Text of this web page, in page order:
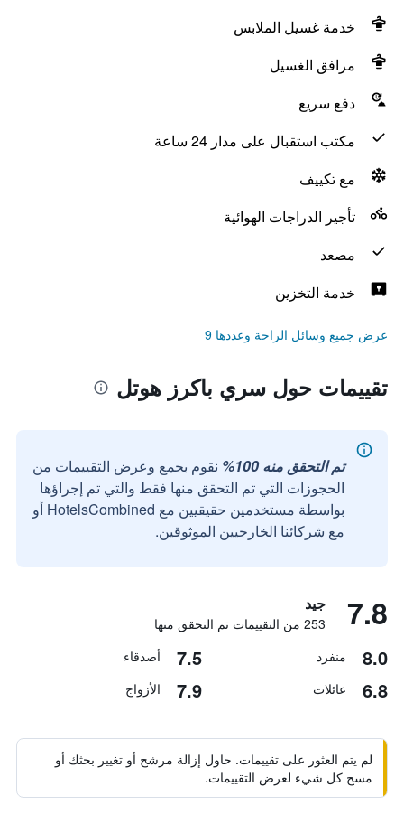
خدمة غسيل الملابس
مرافق الغسيل
دفع سريع
مكتب استقبال على مدار 24 ساعة
مع تكييف
تأجير الدراجات الهوائية
مصعد
خدمة التخزين
عرض جميع وسائل الراحة وعددها 9
تقييمات حول سري باكرز هوتل
تم التحقق منه 100%
نقوم بجمع وعرض التقييمات من
الحجوزات التي تم التحقق منها فقط والتي تم إجراؤها
بواسطة مستخدمين حقيقيين مع HotelsCombined أو
مع شركائنا الخارجيين الموثوقين.
7.8 جيد
253 من التقييمات تم التحقق منها
8.0 منفرد 7.5 أصدقاء
6.8 عائلات 7.9 الأزواج
لم يتم العثور على تقييمات. حاول إزالة مرشح أو تغيير بحثك أو
مسح كل شيء لعرض التقييمات.